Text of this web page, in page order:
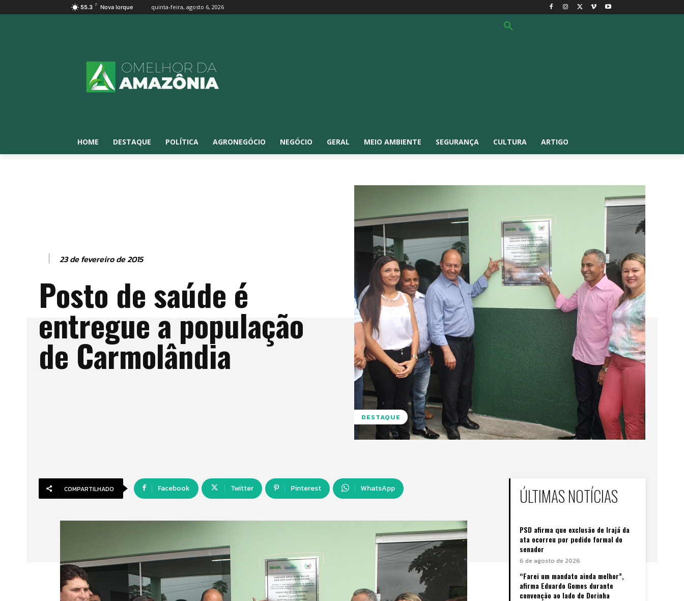
55.3 F Nova Iorque quinta-feira, agosto 6, 2026
HOME DESTAQUE POLÍTICA AGRONEGÓCIO NEGÓCIO GERAL MEIO AMBIENTE SEGURANÇA CULTURA ARTIGO
23 de fevereiro de 2015
Posto de saúde é
entregue a população
de Carmolândia
DESTAQUE
COMPARTILHADO Facebook Twitter Pinterest WhatsApp ÚLTIMAS NOTÍCIAS
PSD afirma que exclusão de Irajá da
ata ocorreu por pedido formal do
senador
6 de agosto de 2026
“Farei um mandato ainda melhor”,
afirma Eduardo Gomes durante
convenção ao lado de Dorinha